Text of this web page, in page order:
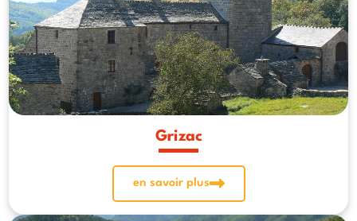
Grizac
en savoir plus